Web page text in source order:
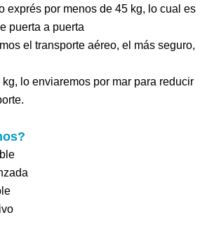
exprés por menos de 45 kg, lo cual es
puerta a puerta
el transporte aéreo, el más seguro,
lo enviaremos por mar para reducir